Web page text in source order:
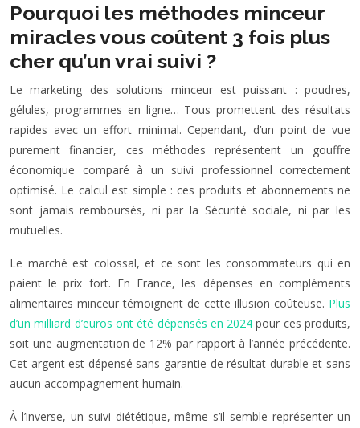
Pourquoi les méthodes minceur
miracles vous coûtent 3 fois plus
cher qu’un vrai suivi ?
Le marketing des solutions minceur est puissant : poudres,
gélules, programmes en ligne… Tous promettent des résultats
rapides avec un effort minimal. Cependant, d’un point de vue
purement financier, ces méthodes représentent un gouffre
économique comparé à un suivi professionnel correctement
optimisé. Le calcul est simple : ces produits et abonnements ne
sont jamais remboursés, ni par la Sécurité sociale, ni par les
mutuelles.
Le marché est colossal, et ce sont les consommateurs qui en
paient le prix fort. En France, les dépenses en compléments
alimentaires minceur témoignent de cette illusion coûteuse. Plus
d’un milliard d’euros ont été dépensés en 2024 pour ces produits,
soit une augmentation de 12% par rapport à l’année précédente.
Cet argent est dépensé sans garantie de résultat durable et sans
aucun accompagnement humain.
À l’inverse, un suivi diététique, même s’il semble représenter un